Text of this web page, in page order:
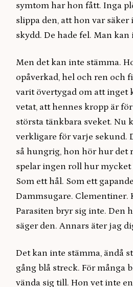
symtom har hon fått. Inga
slippa den, att hon var
skydd. De hade fel. Man
Men det kan inte stämma.
opåverkad, hel och ren och
varit övertygad om att inget
vetat, att hennes kropp är
största tänkbara sveket. Nu
verkligare för varje sekund.
så hungrig, hon hör hur det
spelar ingen roll hur
Som ett hål. Som ett
Dammsugare. Clementiner.
Parasiten bryr sig inte. Den
säger den. Annars äter jag
Det kan inte stämma, ändå
gång blå streck. För många
vända sig till. Hon vet inte